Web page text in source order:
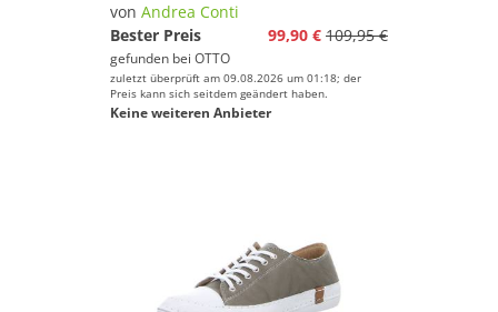
von Andrea Conti
Bester Preis
99,90 € 109,95 €
gefunden bei OTTO
zuletzt überprüft am 09.08.2026 um 01:18; der
Preis kann sich seitdem geändert haben.
Keine weiteren Anbieter